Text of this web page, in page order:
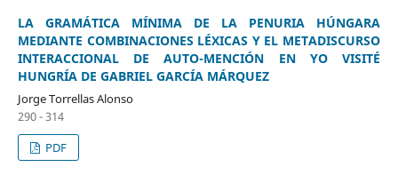
LA GRAMÁTICA MÍNIMA DE LA PENURIA HÚNGARA
MEDIANTE COMBINACIONES LÉXICAS Y EL METADISCURSO
INTERACCIONAL DE AUTO-MENCIÓN EN YO VISITÉ
HUNGRÍA DE GABRIEL GARCÍA MÁRQUEZ
Jorge Torrellas Alonso
290 - 314
PDF